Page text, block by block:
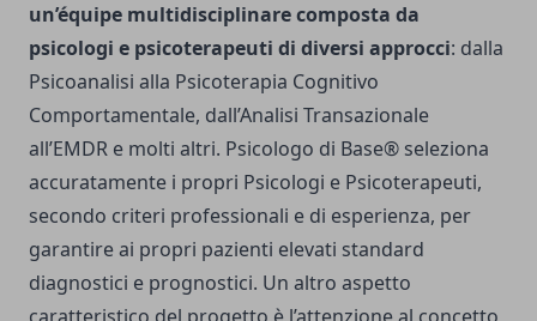
un’équipe multidisciplinare composta da
psicologi e psicoterapeuti di diversi approcci: dalla
Psicoanalisi alla Psicoterapia Cognitivo
Comportamentale, dall’Analisi Transazionale
all’EMDR e molti altri. Psicologo di Base® seleziona
accuratamente i propri Psicologi e Psicoterapeuti,
secondo criteri professionali e di esperienza, per
garantire ai propri pazienti elevati standard
diagnostici e prognostici. Un altro aspetto